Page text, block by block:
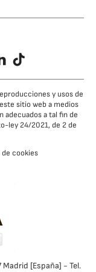
TikTok
y usos de
sitio web a medios
a tal fin de
ley 24/2021, de 2 de
de cookies
[España] - Tel.